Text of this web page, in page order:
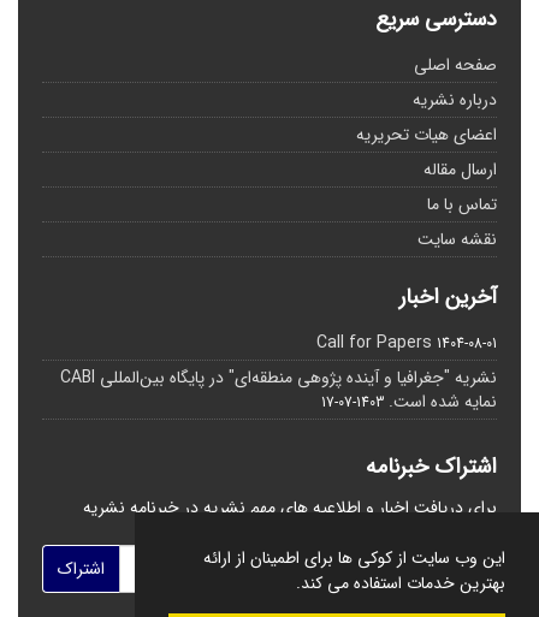
این وب سایت از کوکی ها برای اطمینان از ارائه
بهترین خدمات استفاده می کند.
دسترسی سریع
صفحه اصلی
درباره نشریه
اعضای هیات تحریریه
ارسال مقاله
تماس با ما
نقشه سایت
آخرین اخبار
Call for Papers 1404-08-01
نشریه "جغرافیا و آینده پژوهی منطقه‌ای" در پایگاه بین‌المللی CABI
نمایه شده است. 1403-07-17
اشتراک خبرنامه
برای دریافت اخبار و اطلاعیه های مهم نشریه در خبرنامه نشریه
اشتراک